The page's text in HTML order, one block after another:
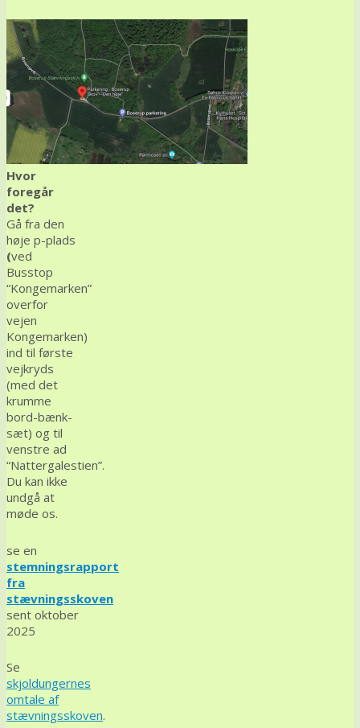
Hvor
foregår
det?
Gå fra den
høje p-plads
(ved
Busstop
“Kongemarken”
overfor
vejen
Kongemarken)
ind til første
vejkryds
(med det
krumme
bord-bænk-
sæt) og til
venstre ad
“Nattergalestien”.
Du kan ikke
undgå at
møde os.
se en
stemningsrapport
fra
stævningsskoven
sent oktober
2025
Se
skjoldungernes
omtale af
stævningsskoven.